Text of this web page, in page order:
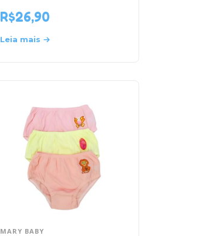
R$26,90
Leia mais
MARY BABY